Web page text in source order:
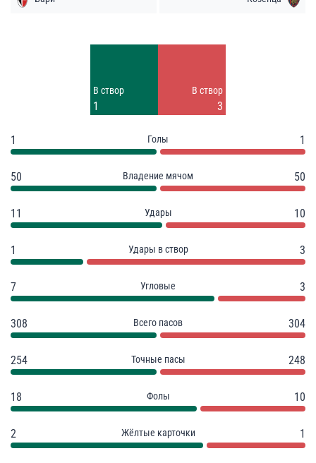
В створ
1
В створ
3
1 Голы 1
50 Владение мячом 50
11 Удары 10
1 Удары в створ 3
7 Угловые 3
308 Всего пасов 304
254 Точные пасы 248
18 Фолы 10
2 Жёлтые карточки 1